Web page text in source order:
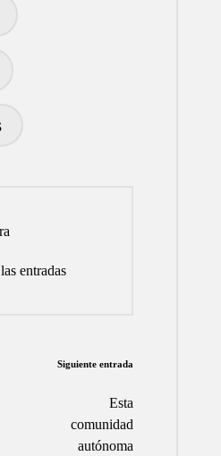
entradas
Siguiente entrada
Esta
comunidad
autónoma